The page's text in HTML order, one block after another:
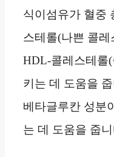
식이섬유가 혈중
스테롤(나쁜 콜
HDL-콜레스테롤(
키는 데 도움을
베타글루칸 성분
는 데 도움을 줍